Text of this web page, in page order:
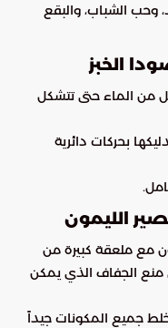
وحب الشباب، والبقع
الخبز
من الماء حتى تتشكل
بحركات دائرية
الليمون
مع ملعقة كبيرة من
منع الجفاف الذي يمكن
جميع المكونات جيداً